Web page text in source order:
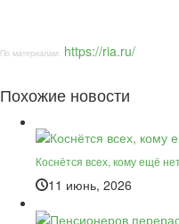
По материалам: https://ria.ru/
Похожие новости
Коснётся всех, кому ещё
11 июнь, 2026